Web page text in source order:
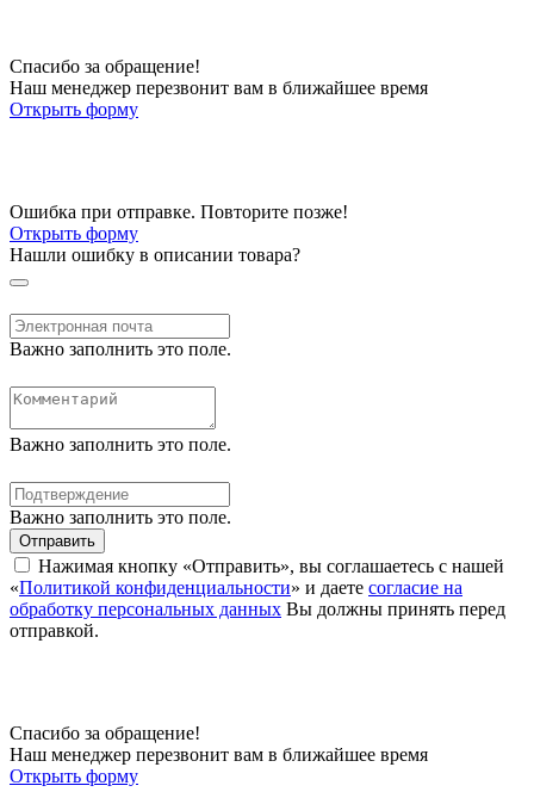
Спасибо за обращение!
Наш менеджер перезвонит вам в ближайшее время
Открыть форму
Ошибка при отправке. Повторите позже!
Открыть форму
Нашли ошибку в описании товара?
Важно заполнить это поле.
Важно заполнить это поле.
Важно заполнить это поле.
Отправить
Нажимая кнопку «Отправить», вы соглашаетесь с нашей
«Политикой конфиденциальности» и даете согласие на
обработку персональных данных Вы должны принять перед
отправкой.
Спасибо за обращение!
Наш менеджер перезвонит вам в ближайшее время
Открыть форму